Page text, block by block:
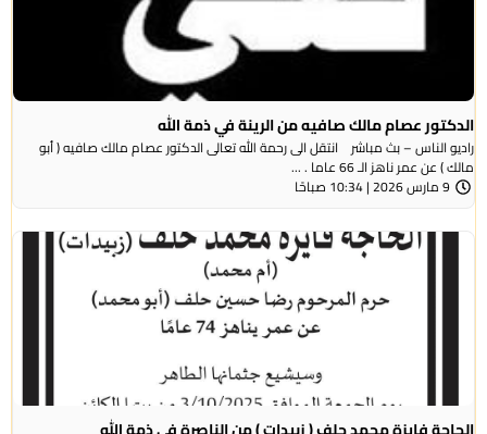
الدكتور عصام مالك صافيه من الرينة في ذمة الله
راديو الناس – بث مباشر انتقل الى رحمة الله تعالى الدكتور عصام مالك صافيه ( أبو
مالك ) عن عمر ناهز الـ 66 عاما . ...
9 مارس 2026 | 10:34 صباحًا